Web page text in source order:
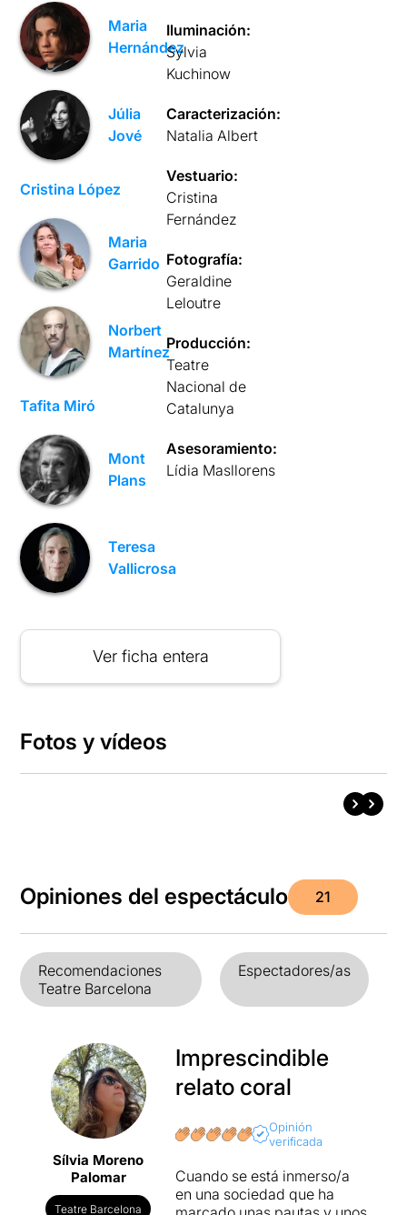
Maria
Hernández
Júlia
Jové
Cristina López
Maria
Garrido
Norbert
Martínez
Tafita Miró
Mont
Plans
Teresa
Vallicrosa
Iluminación:
Sylvia
Kuchinow
Caracterización:
Natalia Albert
Vestuario:
Cristina
Fernández
Fotografía:
Geraldine
Leloutre
Producción:
Teatre
Nacional de
Catalunya
Asesoramiento:
Lídia Masllorens
Ver ficha entera
Fotos y vídeos
Opiniones del espectáculo 21
Recomendaciones
Teatre Barcelona
Espectadores/as
Sílvia Moreno
Palomar
Teatre Barcelona
Imprescindible
relato coral
Opinión
verificada
Cuando se está inmerso/a
en una sociedad que ha